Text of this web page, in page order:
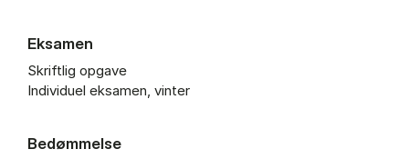
Eksamen
Skriftlig opgave
Individuel eksamen, vinter
Bedømmelse